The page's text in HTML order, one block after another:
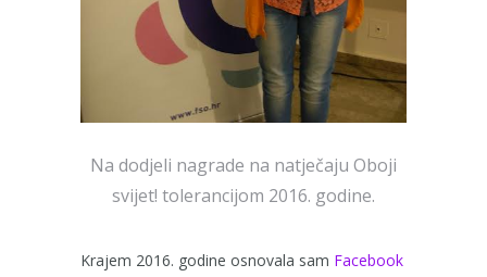
Na dodjeli nagrade na natječaju Oboji
svijet! tolerancijom 2016. godine.
Krajem 2016. godine osnovala sam Facebook